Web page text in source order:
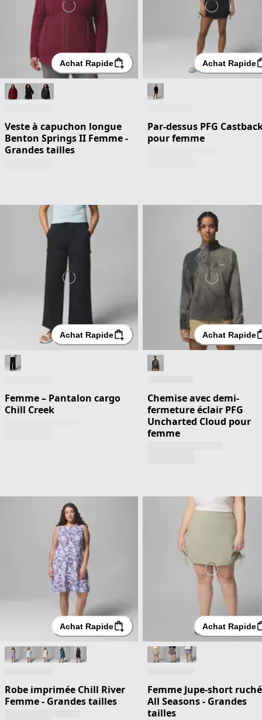
Achat Rapide
Veste à capuchon longue
Benton Springs II Femme -
Grandes tailles
Achat Rapide
Par-dessus PFG
pour femme
Achat Rapide
Femme – Pantalon cargo
Chill Creek
Achat Rapide
Chemise avec demi-
fermeture éclair PFG
Uncharted Cloud pour
femme
Achat Rapide
Robe imprimée Chill River
Femme - Grandes tailles
Achat Rapide
Femme Jupe-short
All Seasons - Grandes
tailles